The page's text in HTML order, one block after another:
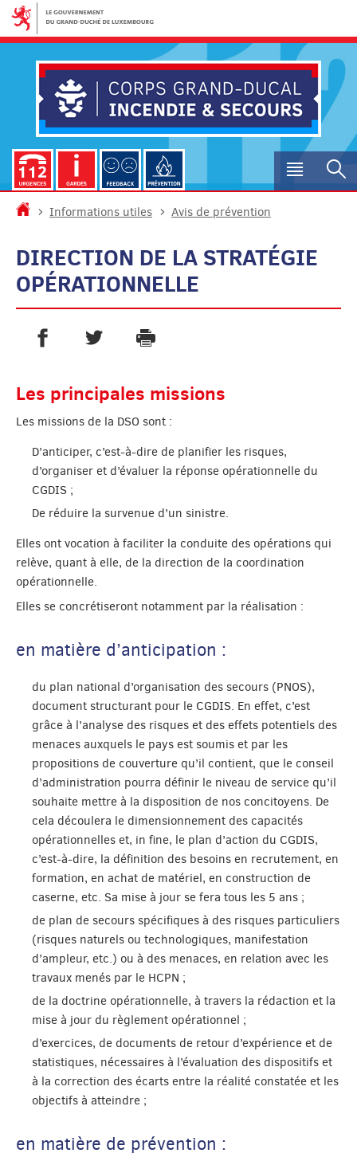
Aller
la
navigation
Aller
contenu
Menu
Accueil
Informations utiles Avis de prévention
DIRECTION DE LA STRATÉGIE
OPÉRATIONNELLE
PARTAGER SUR FACEBOOK
PARTAGER SUR TWITTER
IMPRIMER
Les principales missions
Les missions de la DSO sont :
D’anticiper, c’est-à-dire de planifier les risques,
d’organiser et d’évaluer la réponse opérationnelle du
CGDIS ;
De réduire la survenue d’un sinistre.
Elles ont vocation à faciliter la conduite des opérations qui
relève, quant à elle, de la direction de la coordination
opérationnelle.
Elles se concrétiseront notamment par la réalisation :
en matière d’anticipation :
du plan national d’organisation des secours (PNOS),
document structurant pour le CGDIS. En effet, c’est
grâce à l’analyse des risques et des effets potentiels des
menaces auxquels le pays est soumis et par les
propositions de couverture qu’il contient, que le conseil
d’administration pourra définir le niveau de service qu’il
souhaite mettre à la disposition de nos concitoyens. De
cela découlera le dimensionnement des capacités
opérationnelles et, in fine, le plan d’action du CGDIS,
c’est-à-dire, la définition des besoins en recrutement, en
formation, en achat de matériel, en construction de
caserne, etc. Sa mise à jour se fera tous les 5 ans ;
de plan de secours spécifiques à des risques particuliers
(risques naturels ou technologiques, manifestation
d’ampleur, etc.) ou à des menaces, en relation avec les
travaux menés par le HCPN ;
de la doctrine opérationnelle, à travers la rédaction et la
mise à jour du règlement opérationnel ;
d’exercices, de documents de retour d’expérience et de
statistiques, nécessaires à l’évaluation des dispositifs et
à la correction des écarts entre la réalité constatée et les
objectifs à atteindre ;
en matière de prévention :